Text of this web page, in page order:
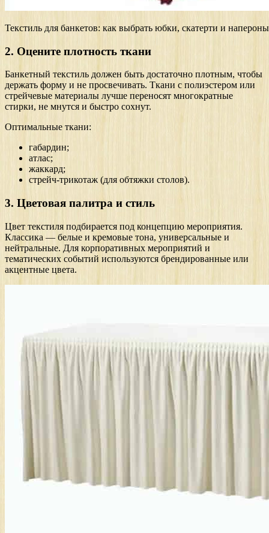
Текстиль для банкетов: как выбрать юбки, скатерти и напероны
2. Оцените плотность ткани
Банкетный текстиль должен быть достаточно плотным, чтобы
держать форму и не просвечивать. Ткани с полиэстером или
стрейчевые материалы лучше переносят многократные
стирки, не мнутся и быстро сохнут.
Оптимальные ткани:
габардин;
атлас;
жаккард;
стрейч-трикотаж (для обтяжки столов).
3. Цветовая палитра и стиль
Цвет текстиля подбирается под концепцию мероприятия.
Классика — белые и кремовые тона, универсальные и
нейтральные. Для корпоративных мероприятий и
тематических событий используются брендированные или
акцентные цвета.